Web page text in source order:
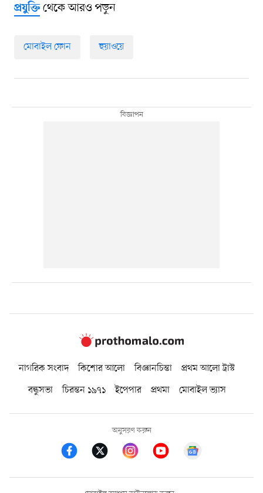
প্রযুক্তিথেকে আরও পড়ুন
মোবাইল ফোন হুয়াওয়ে
নাগরিক সংবাদ কিশোর আলো বিজ্ঞানচিন্তা
প্রথম আলো ট্রাস্ট
বন্ধুসভা
চিরন্তন ১৯৭১ ইপেপার প্রথমা মোবাইল ভ্যাস
অনুসরণ করুন